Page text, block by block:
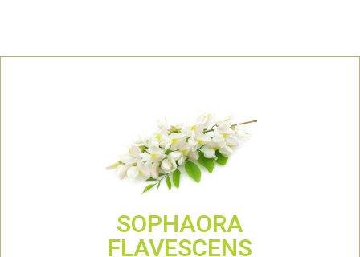
SOPHAORA
FLAVESCENS